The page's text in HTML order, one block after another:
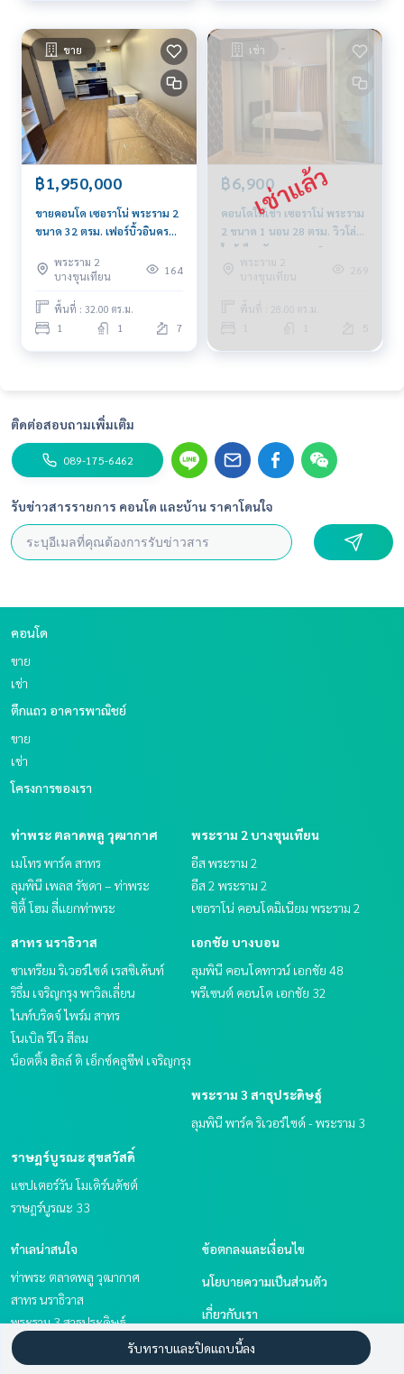
ขาย
฿1,950,000
ขายคอนโด เซอราโน่ พระราม 2
ขนาด 32 ตรม. เฟอร์บิ้วอินครบ
พระราม 2
บางขุนเทียน
164
พื้นที่ : 32.00 ตร.ม.
1 1 7
เช่า
฿6,900
คอนโดให้เช่า เซอราโน่ พระราม
2 ขนาด 1 นอน 28 ตรม. วิวโล่ง
ใกล้เซ็ลทรัล พระราม 2.
พระราม 2
บางขุนเทียน
269
พื้นที่ : 28.00 ตร.ม.
5
ติดต่อสอบถามเพิ่มเติม
089-175-6462
รับข่าวสารรายการ คอนโด และบ้าน ราคาโดนใจ
คอนโด
ขาย
เช่า
ตึกแถว อาคารพาณิชย์
ขาย
เช่า
โครงการของเรา
ท่าพระ ตลาดพลู วุฒากาศ
เมโทร พาร์ค สาทร
ลุมพินี เพลส รัชดา – ท่าพระ
ซิตี้ โฮม สี่แยกท่าพระ
พระราม 2 บางขุนเทียน
อีส พระราม 2
อีส 2 พระราม 2
เซอราโน่ คอนโดมิเนียม พระราม 2
สาทร นราธิวาส
ชาเทรียม ริเวอร์ไซด์ เรสซิเด้นท์
ริธึ่ม เจริญกรุง พาวิลเลี่ยน
ไนท์บริดจ์ ไพร์ม สาทร
โนเบิล รีโว สีลม
น็อตติ้ง ฮิลล์ ดิ เอ็กซ์คลูซีฟ เจริญกรุง
เอกชัย บางบอน
ลุมพินี คอนโดทาวน์ เอกชัย 48
พรีเซนต์ คอนโด เอกชัย 32
พระราม 3 สาธุประดิษฐ์
ลุมพินี พาร์ค ริเวอร์ไซด์ - พระราม 3
ราษฎร์บูรณะ สุขสวัสดิ์
แชปเตอร์วัน โมเดิร์นดัชต์
ราษฎร์บูรณะ 33
ทำเลน่าสนใจ
ท่าพระ ตลาดพลู วุฒากาศ
สาทร นราธิวาส
พระราม 3 สาธุประดิษฐ์
ราษฎร์บูรณะ สุขสวัสดิ์
พระราม 2 บางขุนเทียน
ข้อตกลงและเงื่อนไข
นโยบายความเป็นส่วนตัว
เกี่ยวกับเรา
วิธีการฝากขาย-เช่า
รับทราบและปิดแถบนี้ลง